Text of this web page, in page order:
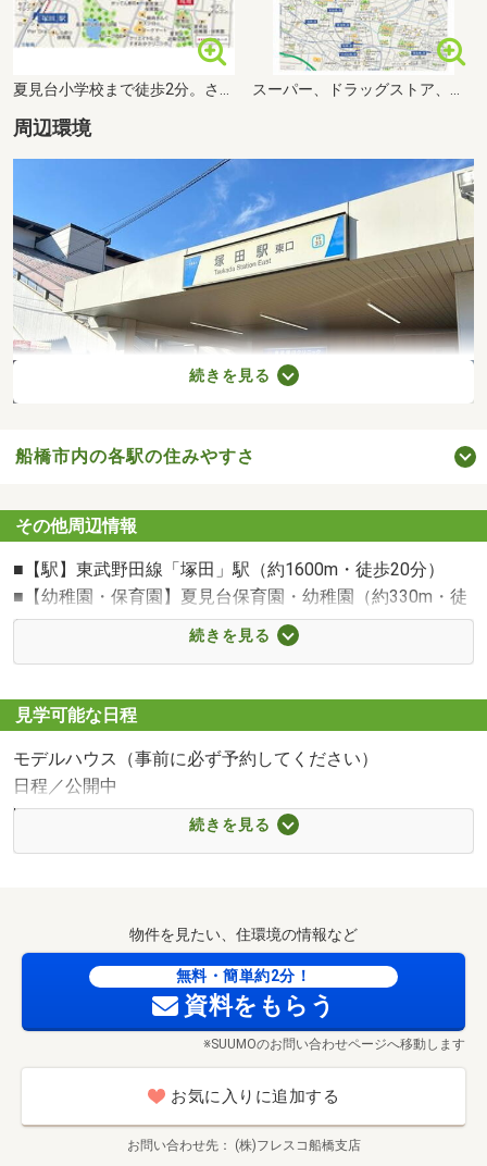
夏見台小学校まで徒歩2分。さらに、保育園・幼稚園が徒歩5分。また、30以上の診療科・部門が入る船橋市医療センターが徒歩6分。距離の近さを活かした安心の子育てライフが送れます。 スーパー、ドラッグストア、コンビニなどが、徒歩5～10分圏内に。さらに、自転車利用で、船橋駅前やベイエリアの百貨店やショッピングモールを日常使いできるワクワクする環境です。
周辺環境
東武野田線「塚田」駅まで1600m 徒歩19分～徒歩20分
続きを見る
船橋市内の各駅の住みやすさ
その他周辺情報
■【駅】東武野田線「塚田」駅（約1600m・徒歩20分）
■【幼稚園・保育園】夏見台保育園・幼稚園（約330m・徒
歩5分）
■【小学校】船橋市立夏見台小学校（約160m・徒歩2分）
■【スーパー】ヨークフーズ夏見台店（約730m・徒歩10
分）
■【コンビニ】セブンイレブン 船橋夏見町2丁目店（約
380m・徒歩5分）
■【公園】夏見公園（約240m・徒歩3分）
■【病院】船橋市立医療センター（約480m・徒歩6分）
続きを見る
見学可能な日程
モデルハウス（事前に必ず予約してください）
日程／公開中
時間／9:00～18:00
（事前に必ず予約してください）
時間／09：00～18：00 お車での来場可／塚田駅までの送
迎も致します♪
おおよその所要時間や内容は、以下ご参考ください
◆ご希望条件のご相談（30分～）
◆資金計画のご相談（30分～）
※ZOOMによるオンライン相談も可能です！
続きを見る
物件を見たい、住環境の情報など
無料・簡単約2分！
資料をもらう
※SUUMOのお問い合わせページへ移動します
お気に入りに追加する
お問い合わせ先 (株)フレスコ船橋支店